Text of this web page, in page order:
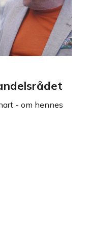
- om hennes